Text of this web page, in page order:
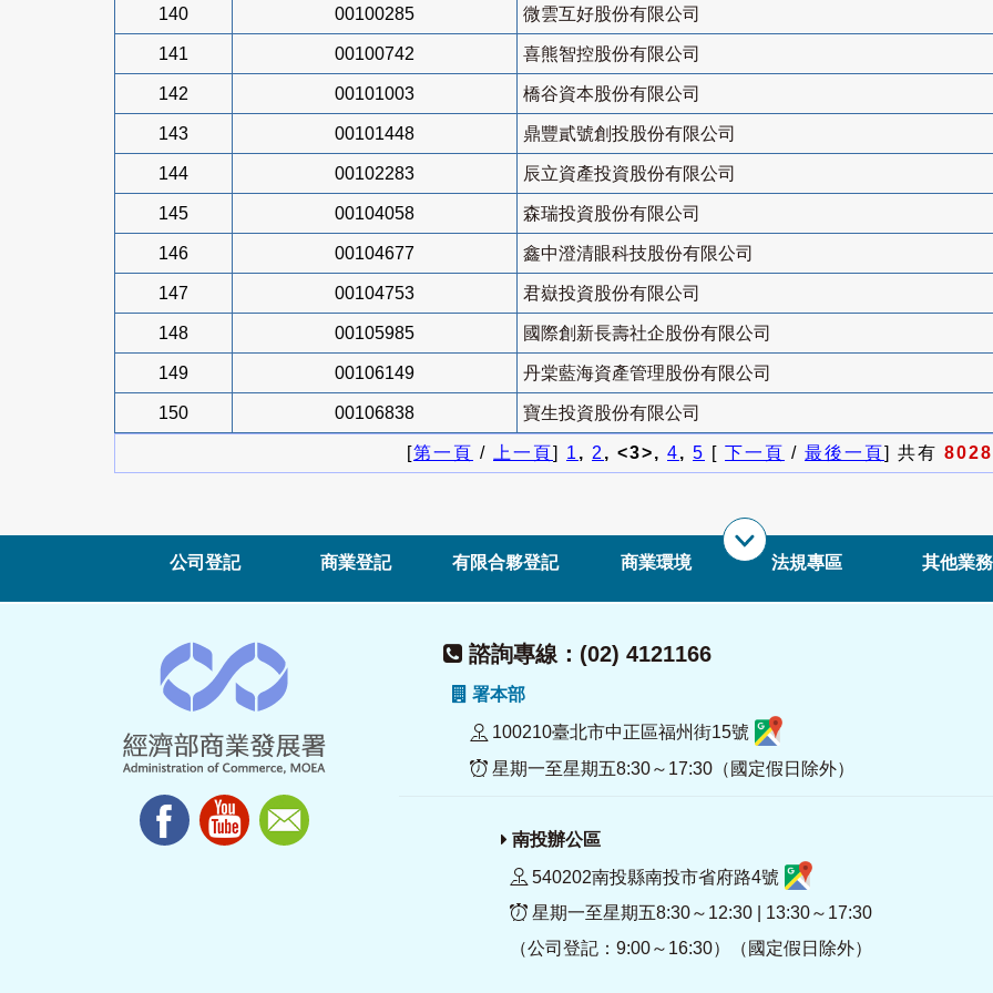
140 00100285 微雲互好股份有限公司
141 00100742 喜熊智控股份有限公司
142 00101003 橋谷資本股份有限公司
143 00101448 鼎豐貳號創投股份有限公司
144 00102283 辰立資產投資股份有限公司
145 00104058 森瑞投資股份有限公司
146 00104677 鑫中澄清眼科技股份有限公司
147 00104753 君嶽投資股份有限公司
148 00105985 國際創新長壽社企股份有限公司
149 00106149 丹棠藍海資產管理股份有限公司
150 00106838 寶生投資股份有限公司
[第一頁 / 上一頁] 1, 2, <3>, 4, 5 [ 下一頁 / 最後一頁] 共有 8028
公司登記 商業登記 有限合夥登記 商業環境 法規專區 其他業務
諮詢專線：(02) 4121166
署本部
100210臺北市中正區福州街15號
星期一至星期五8:30～17:30（國定假日除外）
南投辦公區
540202南投縣南投市省府路4號
星期一至星期五8:30～12:30 | 13:30～17:30
（公司登記：9:00～16:30）（國定假日除外）